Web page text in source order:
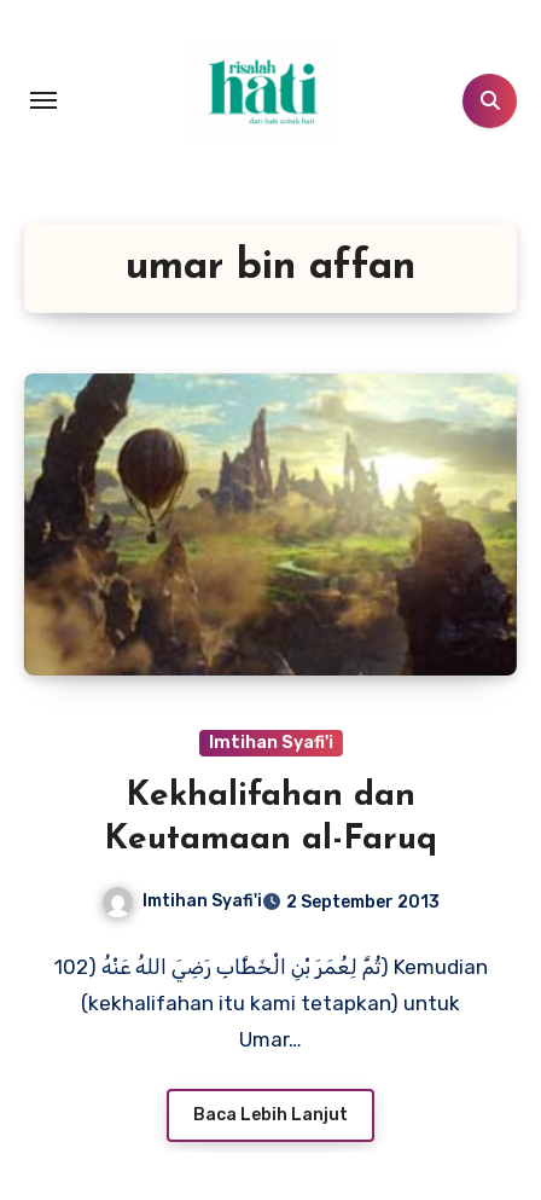
umar bin affan
Imtihan Syafi'i
Kekhalifahan dan
Keutamaan al-Faruq
Imtihan Syafi'i 2 September 2013
ثُمَّ لِعُمَرَ بْنِ الْخَطَّابِ رَضِيَ اللهُ عَنْهُ (102) Kemudian
(kekhalifahan itu kami tetapkan) untuk
Umar…
Baca Lebih Lanjut